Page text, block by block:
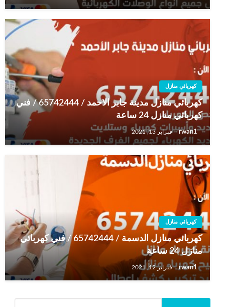
كهربائي منازل
كهربائي منازل مدينة جابر الاحمد / 65742444 / فني
كهربائي منازل 24 ساعة
rwan1 فبراير 13, 2021
كهربائي منازل
كهربائي منازل الدسمة / 65742444 / فني كهربائي
منازل 24 ساعة
rwan1 فبراير 12, 2021